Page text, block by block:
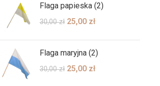
Flaga papieska (2)
30,00zł 25,00 zł
Flaga maryjna (2)
30,00zł 25,00 zł